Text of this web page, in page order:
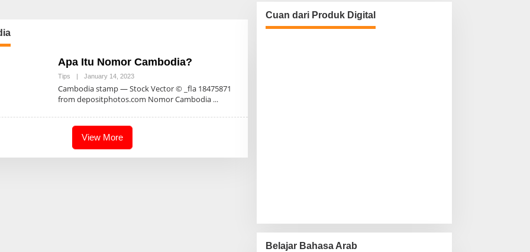
Apa Itu Nomor Cambodia?
Tips | January 14, 2023B
A
D
I
Cambodia stamp — Stock Vector © _fla 18475871
from depositphotos.com Nomor Cambodia
View More
Cuan dari Produk Digital
Belajar Bahasa Arab